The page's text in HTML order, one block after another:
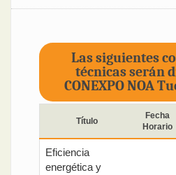
Las siguientes
técnicas serán
CONEXPO NOA
Título
Fecha
Horario
Eficiencia
energética y